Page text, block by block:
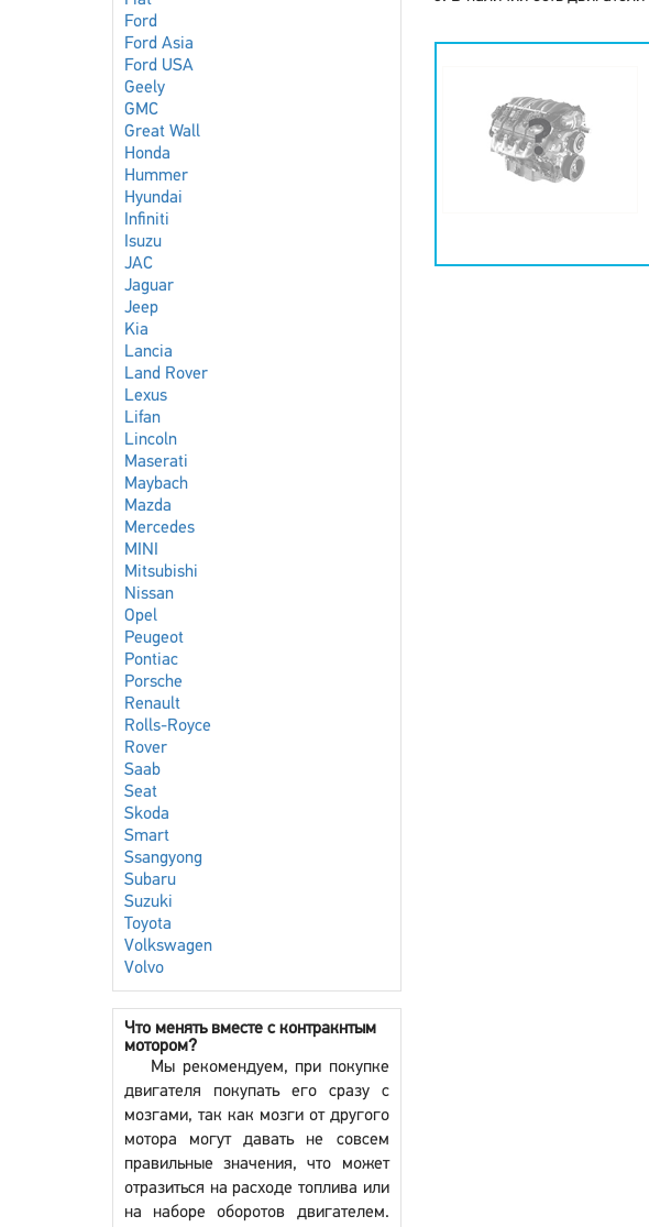
Ford
Ford Asia
Ford USA
Geely
GMC
Great Wall
Honda
Hummer
Hyundai
Infiniti
Isuzu
JAC
Jaguar
Jeep
Kia
Lancia
Land Rover
Lexus
Lifan
Lincoln
Maserati
Maybach
Mazda
Mercedes
MINI
Mitsubishi
Nissan
Opel
Peugeot
Pontiac
Porsche
Renault
Rolls-Royce
Rover
Saab
Seat
Skoda
Smart
Ssangyong
Subaru
Suzuki
Toyota
Volkswagen
Volvo
Что менять вместе с контракнтым
мотором?
Мы рекомендуем, при покупке
двигателя покупать его сразу с
мозгами, так как мозги от другого
мотора могут давать не совсем
правильные значения, что может
отразиться на расходе топлива или
на наборе оборотов двигателем.